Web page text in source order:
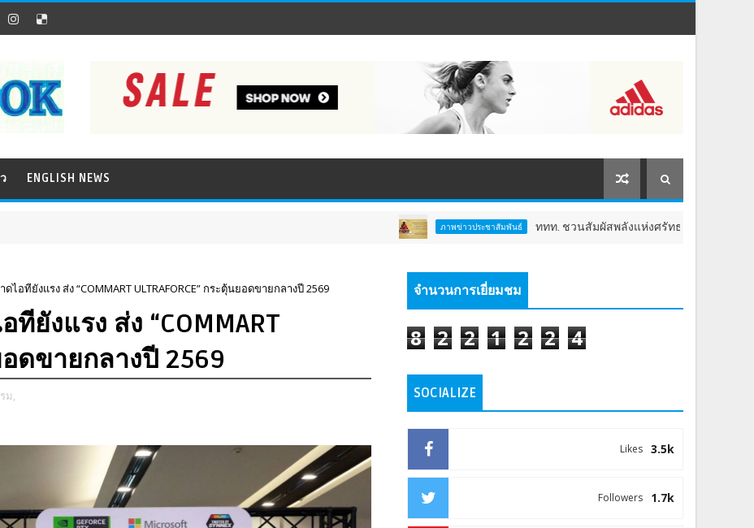
ENGLISH NEWS
ภาพข่าวประชาสัมพันธ์ ททท. ชวนสัมผัสพลังแห่งศรัทธา ร่วมงาน "ห่มผ้าหลวงปู่ทวด ค
ไอทียังแรง ส่ง “COMMART ULTRAFORCE” กระตุ้นยอดขายกลางปี 2569
ยังแรง ส่ง “COMMART
อดขายกลางปี 2569
ม,
จำนวนการเยี่ยมชม
8 2 2 1 2 2 4
SOCIALIZE
3.5k
Likes
1.7k
Followers